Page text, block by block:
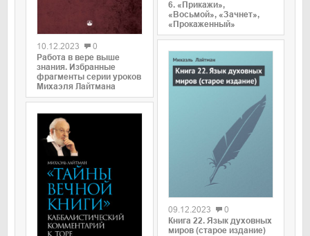
10.12.2023
0
Работа в вере выше
знания. Избранные
фрагменты серии уроков
Михаэля Лайтмана
6. «Прикажи»,
«Восьмой», «Зачнет»,
«Прокаженный»
09.12.2023
0
Книга 22. Язык духовных
миров (старое издание)